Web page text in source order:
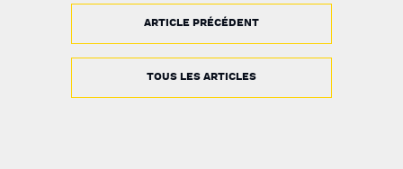
ARTICLE PRÉCÉDENT
TOUS LES ARTICLES